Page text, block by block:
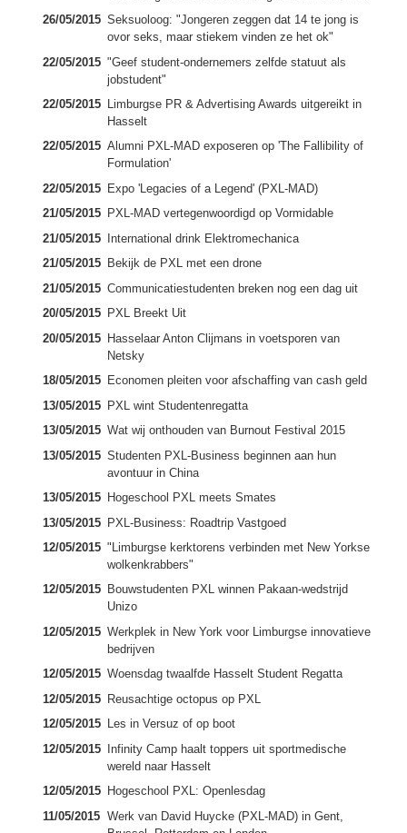
26/05/2015 Seksuoloog: "Jongeren zeggen dat 14 te jong is
ovor seks, maar stiekem vinden ze het ok"
22/05/2015 "Geef student-ondernemers zelfde statuut als
jobstudent"
22/05/2015
Limburgse PR & Advertising Awards uitgereikt in
Hasselt
22/05/2015 Alumni PXL-MAD exposeren op 'The Fallibility of
Formulation'
22/05/2015 Expo 'Legacies of a Legend' (PXL-MAD)
21/05/2015 PXL-MAD vertegenwoordigd op Vormidable
21/05/2015
International drink Elektromechanica
21/05/2015 Bekijk de PXL met een drone
21/05/2015 Communicatiestudenten breken nog een dag uit
20/05/2015 PXL Breekt Uit
20/05/2015 Hasselaar Anton Clijmans in voetsporen van
Netsky
18/05/2015 Economen pleiten voor afschaffing van cash geld
13/05/2015 PXL wint Studentenregatta
13/05/2015 Wat wij onthouden van Burnout Festival 2015
13/05/2015 Studenten PXL-Business beginnen aan hun
avontuur in China
13/05/2015 Hogeschool PXL meets Smates
13/05/2015 PXL-Business: Roadtrip Vastgoed
12/05/2015 "Limburgse kerktorens verbinden met New Yorkse
wolkenkrabbers"
12/05/2015 Bouwstudenten PXL winnen Pakaan-wedstrijd
Unizo
12/05/2015 Werkplek in New York voor Limburgse innovatieve
bedrijven
12/05/2015 Woensdag twaalfde Hasselt Student Regatta
12/05/2015 Reusachtige octopus op PXL
12/05/2015 Les in Versuz of op boot
12/05/2015
Infinity Camp haalt toppers uit sportmedische
wereld naar Hasselt
12/05/2015 Hogeschool PXL: Openlesdag
11/05/2015 Werk van David Huycke (PXL-MAD) in Gent,